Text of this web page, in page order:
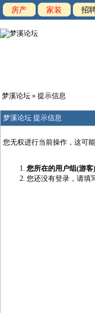
房产 家装 招
梦溪论坛 » 提示信息
梦溪论坛 提示信息
您无权进行当前操作，这可
您所在的用户组(游客
您还没有登录，请填